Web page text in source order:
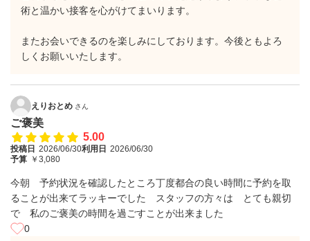
術と温かい接客を心がけてまいります。
またお会いできるのを楽しみにしております。今後ともよろ
しくお願いいたします。
えりおとめ さん
ご褒美
5.00
投稿日 2026/06/30利用日 2026/06/30
予算 ￥3,080
今朝 予約状況を確認したところ丁度都合の良い時間に予約を取
ることが出来てラッキーでした スタッフの方々は とても親切
で 私のご褒美の時間を過ごすことが出来ました
0